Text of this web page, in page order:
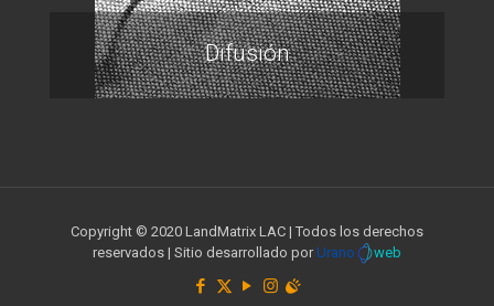
Difusión
Copyright © 2020 LandMatrix LAC | Todos los derechos
reservados | Sitio desarrollado por Urano web